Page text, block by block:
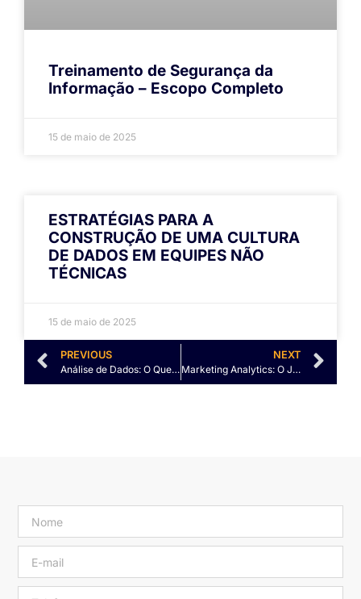
Treinamento de Segurança da
Informação – Escopo Completo
15 de maio de 2025
ESTRATÉGIAS PARA A
CONSTRUÇÃO DE UMA CULTURA
DE DADOS EM EQUIPES NÃO
TÉCNICAS
15 de maio de 2025
PREVIOUS
Análise de Dados: O Que é, Para Quem é e Por Que é Fundamental
NEXT
Marketing Analytics: O Jogo que muitos Empresários Ignoram (e Perdem)!